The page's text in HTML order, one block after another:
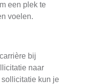
een plek te
voelen.
bij
naar
sollicitatie kun je